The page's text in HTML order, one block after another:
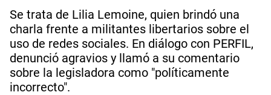
Se trata de Lilia Lemoine, quien brindó una
charla frente a militantes libertarios sobre el
uso de redes sociales. En diálogo con PERFIL,
denunció agravios y llamó a su comentario
sobre la legisladora como "políticamente
incorrecto".